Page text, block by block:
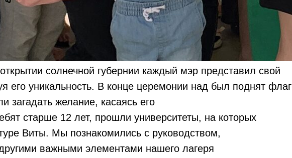
солнечной губернии каждый мэр представил свой
его уникальность. В конце церемонии над был поднят флаг
загадать желание, касаясь его
старше 12 лет, прошли университеты, на которых
Виты. Мы познакомились с руководством,
важными элементами нашего лагеря